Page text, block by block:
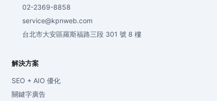
02-2369-8858
service@kpnweb.com
台北市大安區羅斯福路三段 301 號 8 樓
解決方案
SEO + AIO 優化
關鍵字廣告